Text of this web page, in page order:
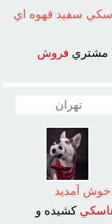
سفيد قهوه اي
مشتري فروش
تهران
آمديد
کشيده و